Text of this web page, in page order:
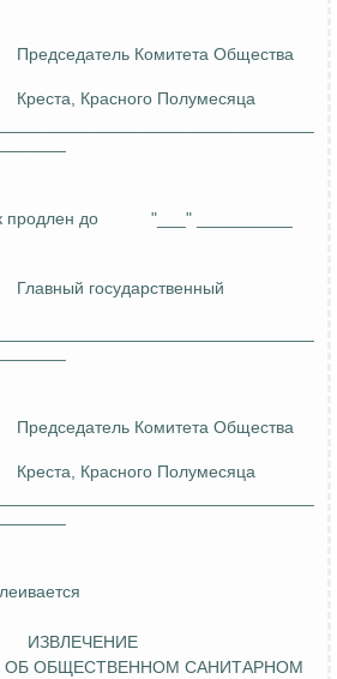
Председатель Комитета Общества
Креста, Красного Полумесяца
продлен до
"___" __________
Главный государственный
Председатель Комитета Общества
Креста, Красного Полумесяца
ИЗВЛЕЧЕНИЕ
ОБЩЕСТВЕННОМ САНИТАРНОМ